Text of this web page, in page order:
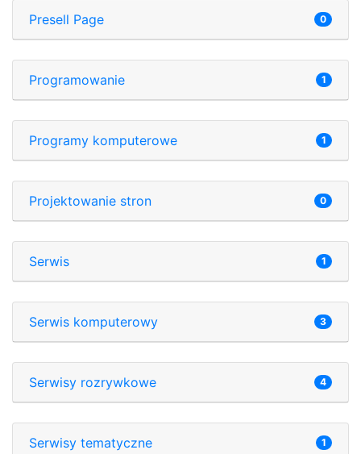
Presell Page 0
Programowanie 1
Programy komputerowe 1
Projektowanie stron 0
Serwis 1
Serwis komputerowy 3
Serwisy rozrywkowe 4
Serwisy tematyczne 1